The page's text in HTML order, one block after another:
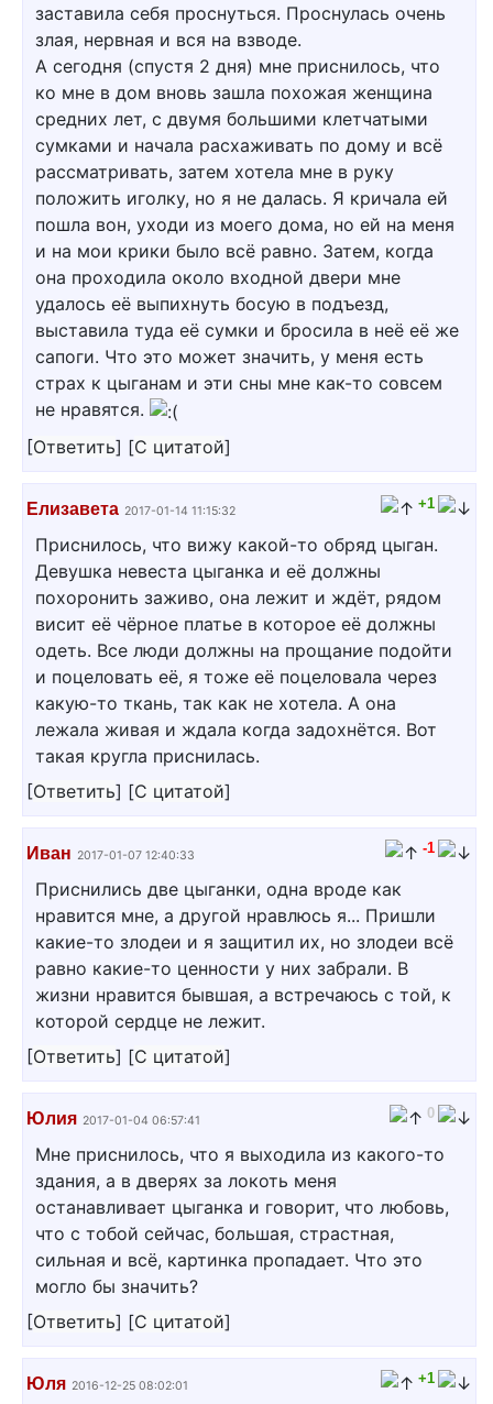
заставила себя проснуться. Проснулась очень
злая, нервная и вся на взводе.
А сегодня (спустя 2 дня) мне приснилось, что
ко мне в дом вновь зашла похожая женщина
средних лет, с двумя большими клетчатыми
сумками и начала расхаживать по дому и всё
рассматривать, затем хотела мне в руку
положить иголку, но я не далась. Я кричала ей
пошла вон, уходи из моего дома, но ей на меня
и на мои крики было всё равно. Затем, когда
она проходила около входной двери мне
удалось её выпихнуть босую в подъезд,
выставила туда её сумки и бросила в неё её же
сапоги. Что это может значить, у меня есть
страх к цыганам и эти сны мне как-то совсем
не нравятся.
[Ответить] [С цитатой]
Елизавета 2017-01-14 11:15:32 +1
Приснилось, что вижу какой-то обряд цыган.
Девушка невеста цыганка и её должны
похоронить заживо, она лежит и ждёт, рядом
висит её чёрное платье в которое её должны
одеть. Все люди должны на прощание подойти
и поцеловать её, я тоже её поцеловала через
какую-то ткань, так как не хотела. А она
лежала живая и ждала когда задохнётся. Вот
такая кругла приснилась.
[Ответить] [С цитатой]
Иван 2017-01-07 12:40:33 -1
Приснились две цыганки, одна вроде как
нравится мне, а другой нравлюсь я... Пришли
какие-то злодеи и я защитил их, но злодеи всё
равно какие-то ценности у них забрали. В
жизни нравится бывшая, а встречаюсь с той, к
которой сердце не лежит.
[Ответить] [С цитатой]
Юлия 2017-01-04 06:57:41 0
Мне приснилось, что я выходила из какого-то
здания, а в дверях за локоть меня
останавливает цыганка и говорит, что любовь,
что с тобой сейчас, большая, страстная,
сильная и всё, картинка пропадает. Что это
могло бы значить?
[Ответить] [С цитатой]
Юля 2016-12-25 08:02:01 +1